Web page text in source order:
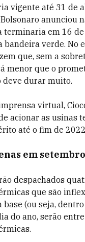
vigente até 31 de
anunciou
terminaria em 16
verde. No
que, sem a
menor que o
deve durar muito.
virtual,
acionar as usinas
até o fim de
em
despachados
que são
base (ou seja,
do ano, serão